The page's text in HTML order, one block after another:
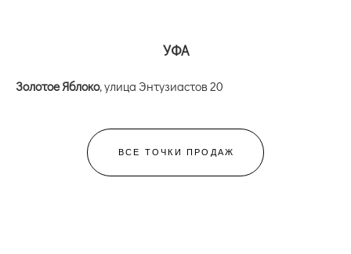
УФА
Золотое Яблоко, улица Энтузиастов 20
ВСЕ ТОЧКИ ПРОДАЖ